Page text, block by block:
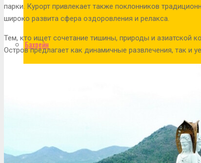
Бахрейн
парки. Курорт привлекает также поклонников
широко развита сфера оздоровления и релакса.
Тем, кто ищет сочетание тишины, природы и азиатской
Остров предлагает как динамичные развлечения, так и